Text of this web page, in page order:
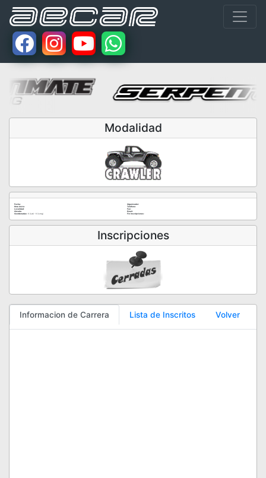
Modalidad
Fecha:
Organizador:
Hora Inicio:
Teléfono:
Localidad:
Fax:
Circuito:
Email:
Coordenadas:0 (Lat) - 0 (Long) Fin Inscripciones:
Inscripciones
Informacion de Carrera Lista de Inscritos Volver